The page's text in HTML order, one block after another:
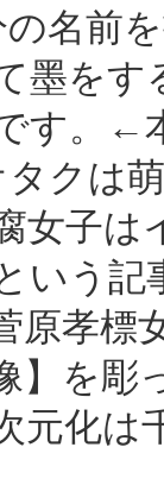
名前
墨をす
す。←
クは
女子は
いう
原孝標
】を
元化は